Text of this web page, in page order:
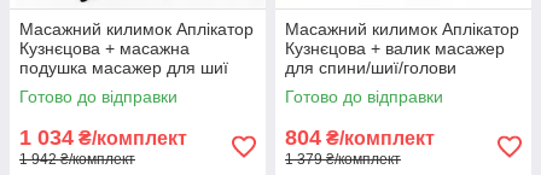
Масажний килимок Аплікатор
Кузнєцова + масажна
подушка масажер для шиї
OSPORT Lotus Mat Eco (apl-
020) Чорно-червоний
Готово до відправки
1 034 ₴/комплект
1 942 ₴/комплект
Масажний килимок Аплікатор
Кузнєцова + валик масажер
для спини/шиї/голови
OSPORT Lotus Mat Eco (apl-
021) Синьо-білий
Готово до відправки
804 ₴/комплект
1 379 ₴/комплект